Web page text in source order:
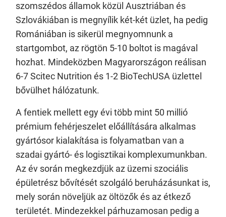
szomszédos államok közül Ausztriában és
Szlovákiában is megnyílik két-két üzlet, ha pedig
Romániában is sikerül megnyomnunk a
startgombot, az rögtön 5-10 boltot is magával
hozhat. Mindeközben Magyarországon reálisan
6-7 Scitec Nutrition és 1-2 BioTechUSA üzlettel
bővülhet hálózatunk.
A fentiek mellett egy évi több mint 50 millió
prémium fehérjeszelet előállítására alkalmas
gyártósor kialakítása is folyamatban van a
szadai gyártó- és logisztikai komplexumunkban.
Az év során megkezdjük az üzemi szociális
épületrész bővítését szolgáló beruházásunkat is,
mely során növeljük az öltözők és az étkező
területét. Mindezekkel párhuzamosan pedig a